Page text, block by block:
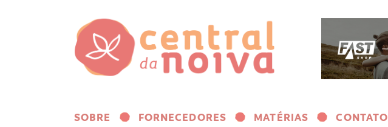
SOBRE FORNECEDORES MATÉRIAS CONTATO